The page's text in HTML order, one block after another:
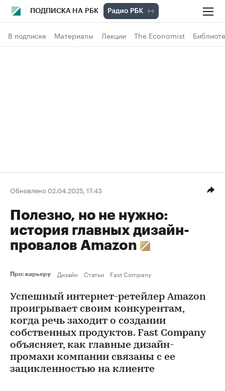
ПОДПИСКА НА РБК
В подписке Материалы Лекции The Economist
Обновлено 02.04.2025, 17:43
Полезно, но не нужно:
история главных дизайн-
провалов Amazon
Про: карьеру Дизайн Статьи Fast Company
Успешный интернет-ретейлер Amazon
проигрывает своим конкурентам,
когда речь заходит о создании
собственных продуктов. Fast Company
объясняет, как главные дизайн-
промахи компании связаны с ее
зацикленностью на клиенте